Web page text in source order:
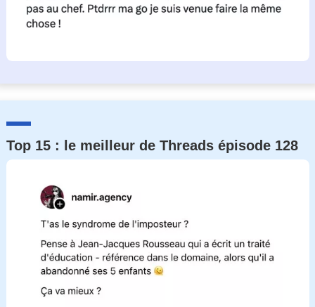
Top 15 : le meilleur de Threads épisode 128